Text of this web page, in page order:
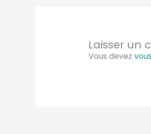
Laisser un
Vous devez